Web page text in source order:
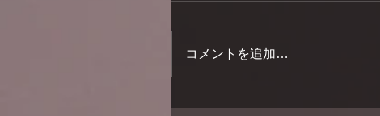
コメントを追加…